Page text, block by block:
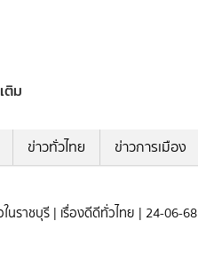
ติม
ข่าวทั่วไทย ข่าวการเมือง
นราชบุรี | เรื่องดีดีทั่วไทย | 24-06-68